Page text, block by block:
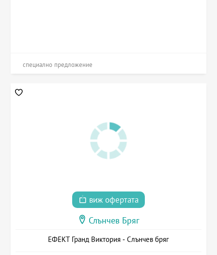
специално предложение
виж офертата
Слънчев Бряг
ЕФЕКТ Гранд Виктория - Слънчев бряг